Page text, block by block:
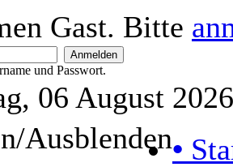
Gast. Bitte
und Passwort.
06 August
•